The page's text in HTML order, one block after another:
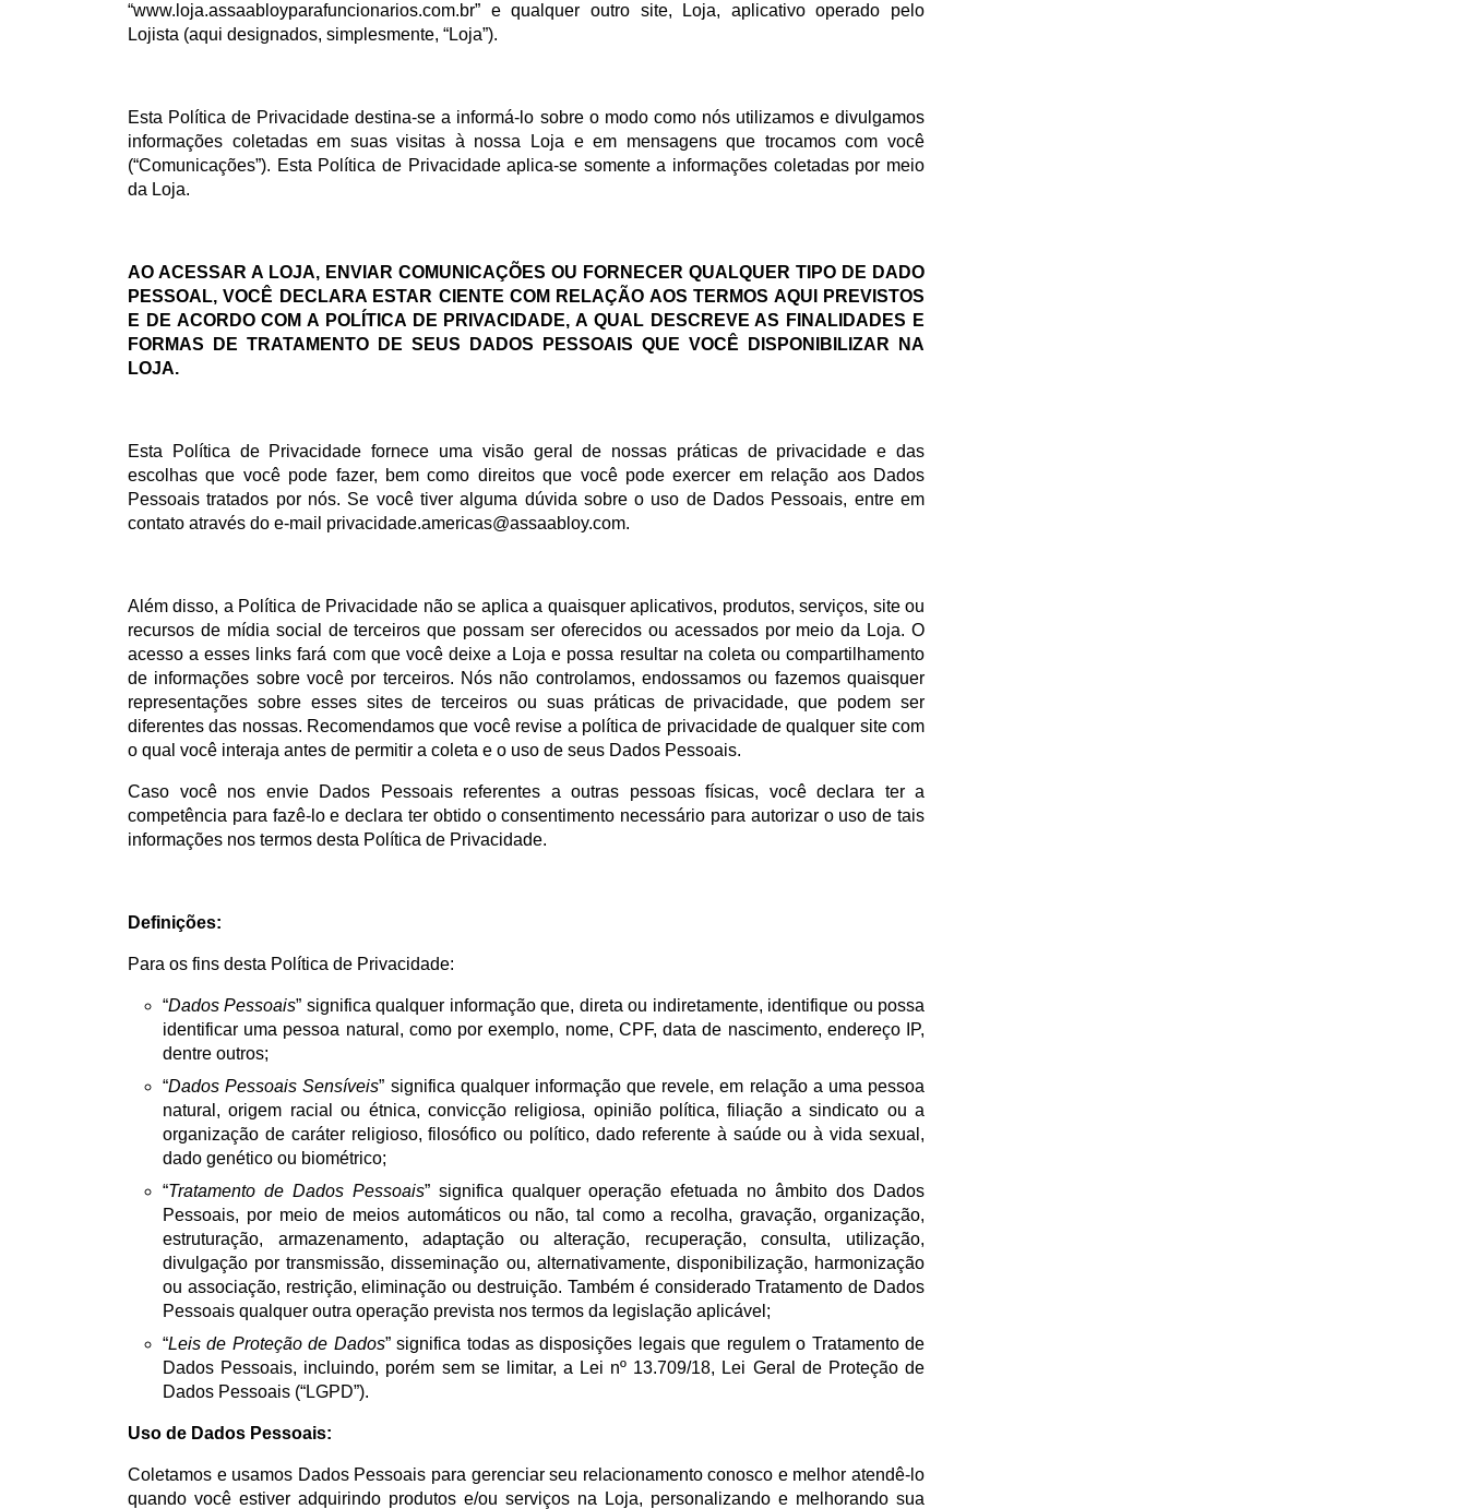
“www.loja.assaabloyparafuncionarios.com.br” e qualquer outro site, Loja, aplicativo operado pelo
Lojista (aqui designados, simplesmente, “Loja”).
Esta Política de Privacidade destina-se a informá-lo sobre o modo como nós utilizamos e divulgamos
informações coletadas em suas visitas à nossa Loja e em mensagens que trocamos com você
(“Comunicações”). Esta Política de Privacidade aplica-se somente a informações coletadas por meio
da Loja.
AO ACESSAR A LOJA, ENVIAR COMUNICAÇÕES OU FORNECER QUALQUER TIPO DE DADO
PESSOAL, VOCÊ DECLARA ESTAR CIENTE COM RELAÇÃO AOS TERMOS AQUI PREVISTOS
E DE ACORDO COM A POLÍTICA DE PRIVACIDADE, A QUAL DESCREVE AS FINALIDADES E
FORMAS DE TRATAMENTO DE SEUS DADOS PESSOAIS QUE VOCÊ DISPONIBILIZAR NA
LOJA.
Esta Política de Privacidade fornece uma visão geral de nossas práticas de privacidade e das
escolhas que você pode fazer, bem como direitos que você pode exercer em relação aos Dados
Pessoais tratados por nós. Se você tiver alguma dúvida sobre o uso de Dados Pessoais, entre em
contato através do e-mail privacidade.americas@assaabloy.com.
Além disso, a Política de Privacidade não se aplica a quaisquer aplicativos, produtos, serviços, site ou
recursos de mídia social de terceiros que possam ser oferecidos ou acessados por meio da Loja. O
acesso a esses links fará com que você deixe a Loja e possa resultar na coleta ou compartilhamento
de informações sobre você por terceiros. Nós não controlamos, endossamos ou fazemos quaisquer
representações sobre esses sites de terceiros ou suas práticas de privacidade, que podem ser
diferentes das nossas. Recomendamos que você revise a política de privacidade de qualquer site com
o qual você interaja antes de permitir a coleta e o uso de seus Dados Pessoais.
Caso você nos envie Dados Pessoais referentes a outras pessoas físicas, você declara ter a
competência para fazê-lo e declara ter obtido o consentimento necessário para autorizar o uso de tais
informações nos termos desta Política de Privacidade.
Definições:
Para os fins desta Política de Privacidade:
“Dados Pessoais” significa qualquer informação que, direta ou indiretamente, identifique ou possa
identificar uma pessoa natural, como por exemplo, nome, CPF, data de nascimento, endereço IP,
dentre outros;
“Dados Pessoais Sensíveis” significa qualquer informação que revele, em relação a uma pessoa
natural, origem racial ou étnica, convicção religiosa, opinião política, filiação a sindicato ou a
organização de caráter religioso, filosófico ou político, dado referente à saúde ou à vida sexual,
dado genético ou biométrico;
“Tratamento de Dados Pessoais” significa qualquer operação efetuada no âmbito dos Dados
Pessoais, por meio de meios automáticos ou não, tal como a recolha, gravação, organização,
estruturação, armazenamento, adaptação ou alteração, recuperação, consulta, utilização,
divulgação por transmissão, disseminação ou, alternativamente, disponibilização, harmonização
ou associação, restrição, eliminação ou destruição. Também é considerado Tratamento de Dados
Pessoais qualquer outra operação prevista nos termos da legislação aplicável;
“Leis de Proteção de Dados” significa todas as disposições legais que regulem o Tratamento de
Dados Pessoais, incluindo, porém sem se limitar, a Lei nº 13.709/18, Lei Geral de Proteção de
Dados Pessoais (“LGPD”).
Uso de Dados Pessoais:
Coletamos e usamos Dados Pessoais para gerenciar seu relacionamento conosco e melhor atendê-lo
quando você estiver adquirindo produtos e/ou serviços na Loja, personalizando e melhorando sua